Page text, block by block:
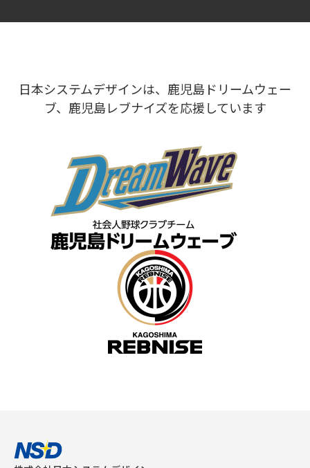
日本システムデザインは、鹿児島ドリームウェー
ブ、鹿児島レブナイズを応援しています